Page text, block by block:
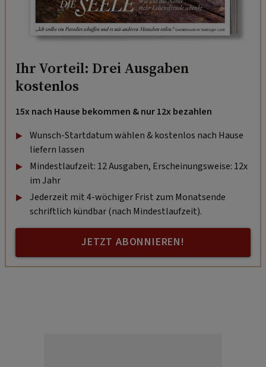
Ihr Vorteil: Drei Ausgaben
kostenlos
15x nach Hause bekommen & nur 12x bezahlen
Wunsch-Startdatum wählen & kostenlos nach Hause
liefern lassen
Mindestlaufzeit: 12 Ausgaben, Erscheinungsweise: 12x
im Jahr
Jederzeit mit 4-wöchiger Frist zum Monatsende
schriftlich kündbar (nach Mindestlaufzeit).
JETZT ABONNIEREN!